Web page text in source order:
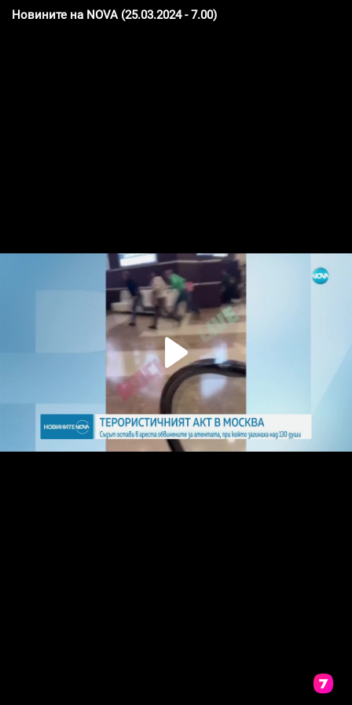
Новините на NOVA (25.03.2024 - 7.00)